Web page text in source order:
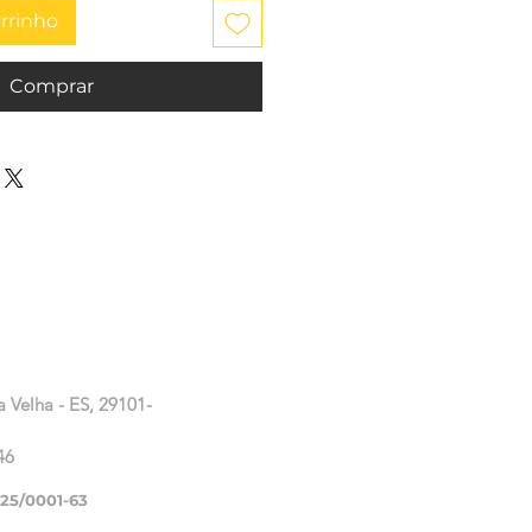
Comprar
- ES, 29101-
0001-63